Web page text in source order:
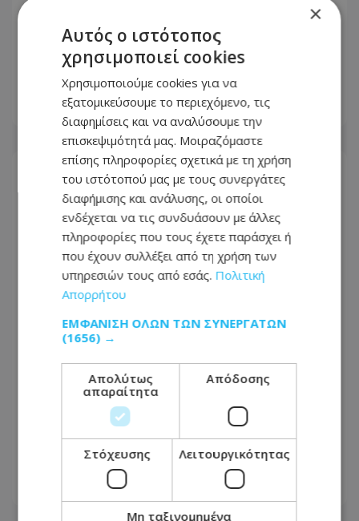
ΔΗΣΥ: Απαντά στον Γιάννη Αντωνίου
για τους διορισμούς - «Το
Γνωμοδοτικό εισηγείται, η Κυβέρνηση
αποφασίζει»
08.08.2026 - 14:43
Σολομωνίδης: «Αναλαμβάνω πλήρως
την πολιτική απόφαση» -
«Κλείδωσαν» και οι τέσσερις
υποψηφιότητες - Στις κάλπες στις 5
Σεπτεμβρίου
08.08.2026 - 14:12
×
Αυτός ο ιστότοπος
χρησιμοποιεί cookies
Χρησιμοποιούμε cookies για να
εξατομικεύσουμε το περιεχόμενο, τις
διαφημίσεις και να αναλύσουμε την
επισκεψιμότητά μας. Μοιραζόμαστε
επίσης πληροφορίες σχετικά με τη χρήση
του ιστότοπού μας με τους συνεργάτες
διαφήμισης και ανάλυσης, οι οποίοι
ενδέχεται να τις συνδυάσουν με άλλες
πληροφορίες που τους έχετε παράσχει ή
που έχουν συλλέξει από τη χρήση των
υπηρεσιών τους από εσάς. Πολιτική
Απορρήτου
ΕΜΦΆΝΙΣΗ ΌΛΩΝ ΤΩΝ ΣΥΝΕΡΓΑΤΏΝ
(1656) →
Απολύτως
απαραίτητα
Απόδοσης
Στόχευσης Λειτουργικότητας
Μη ταξινομημένα